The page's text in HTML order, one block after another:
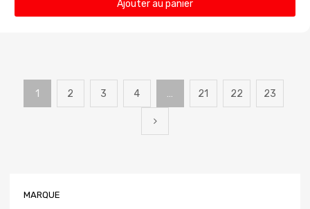
Ajouter au panier
1 2 3 4 … 21 22 23
MARQUE